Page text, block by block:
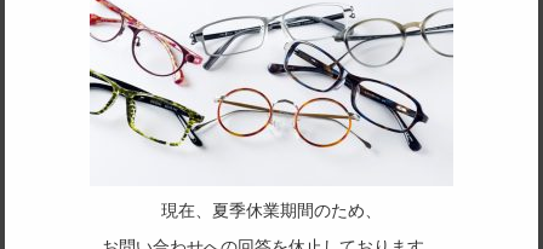
フレーム形状
スクエア
主要素材(フロント)現在、夏季休業期間のため、